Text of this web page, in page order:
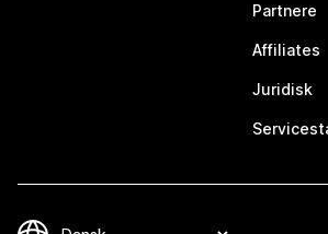
Partnere
Affiliates
Juridisk